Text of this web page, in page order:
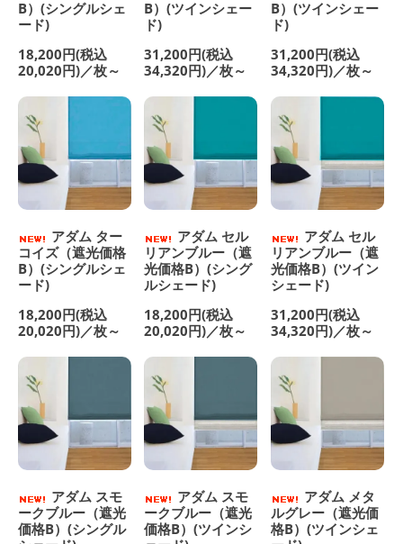
B）(シングルシェ
ード)
18,200円(税込
20,020円)／枚～
B）(ツインシェー
ド)
31,200円(税込
34,320円)／枚～
B）(ツインシェー
ド)
31,200円(税込
34,320円)／枚～
アダム ター
コイズ（遮光価格
B）(シングルシェ
ード)
18,200円(税込
20,020円)／枚～
アダム セル
リアンブルー（遮
光価格B）(シング
ルシェード)
18,200円(税込
20,020円)／枚～
アダム セル
リアンブルー（遮
光価格B）(ツイン
シェード)
31,200円(税込
34,320円)／枚～
アダム スモ
ークブルー（遮光
価格B）(シングル
アダム スモ
ークブルー（遮光
価格B）(ツインシ
アダム メタ
ルグレー（遮光価
格B）(ツインシェ